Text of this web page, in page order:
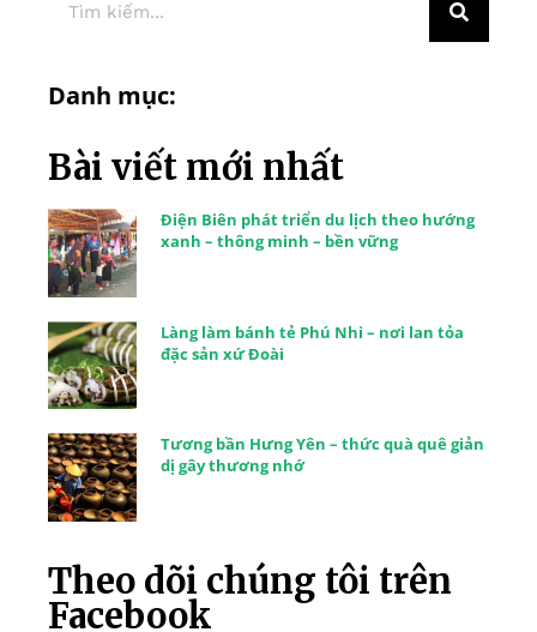
Danh mục:
Bài viết mới nhất
Điện Biên phát triển du lịch theo hướng
xanh – thông minh – bền vững
Làng làm bánh tẻ Phú Nhi – nơi lan tỏa
đặc sản xứ Đoài
Tương bần Hưng Yên – thức quà quê giản
dị gây thương nhớ
Theo dõi chúng tôi trên
Facebook